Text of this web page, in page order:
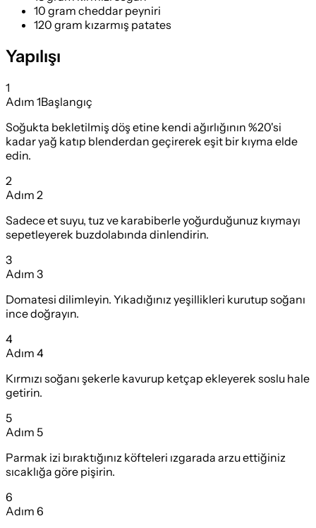
10 gram cheddar peyniri
120 gram kızarmış patates
Yapılışı
1
Adım 1Başlangıç
Soğukta bekletilmiş döş etine kendi ağırlığının %20'si
kadar yağ katıp blenderdan geçirerek eşit bir kıyma elde
edin.
2
Adım 2
Sadece et suyu, tuz ve karabiberle yoğurduğunuz kıymayı
sepetleyerek buzdolabında dinlendirin.
3
Adım 3
Domatesi dilimleyin. Yıkadığınız yeşillikleri kurutup soğanı
ince doğrayın.
4
Adım 4
Kırmızı soğanı şekerle kavurup ketçap ekleyerek soslu hale
getirin.
5
Adım 5
Parmak izi bıraktığınız köfteleri ızgarada arzu ettiğiniz
sıcaklığa göre pişirin.
6
Adım 6